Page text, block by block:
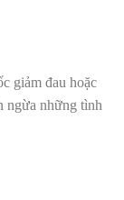
giảm đau hoặc
ngừa những tình